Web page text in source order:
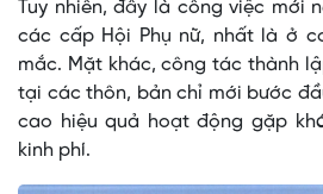
Tuy nhiên, đây là công việc mới
các cấp Hội Phụ nữ, nhất là ở
mắc. Mặt khác, công tác thành
tại các thôn, bản chỉ mới bước
cao hiệu quả hoạt động gặp
kinh phí.